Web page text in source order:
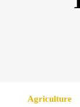
Agriculture